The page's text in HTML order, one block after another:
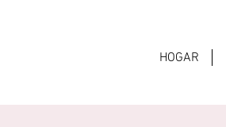
HOGAR